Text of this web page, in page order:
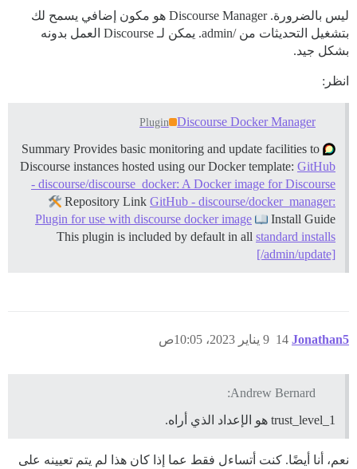
ليس بالضرورة. Discourse Manager هو مكون إضافي يسمح لك
بتشغيل التحديثات من /admin. يمكن لـ Discourse العمل بدونه
بشكل جيد.
انظر:
Discourse Docker Manager
Plugin
Summary Provides basic monitoring and update facilities to
Discourse instances hosted using our Docker template: GitHub
- discourse/discourse_docker: A Docker image for Discourse
Repository Link GitHub - discourse/docker_manager:
Plugin for use with discourse docker image
Install Guide
This plugin is included by default in all standard installs
[/admin/update]
Jonathan5 9 يناير 2023، 10:05ص 14
Andrew Bernard:
trust_level_1 هو الإعداد الذي أراه.
نعم، أنا أيضًا. كنت أتساءل فقط عما إذا كان هذا لم يتم تعيينه على